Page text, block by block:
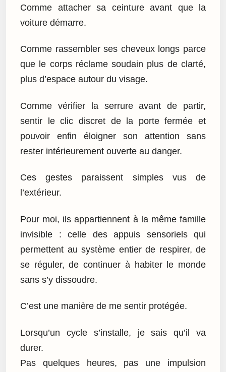
Comme attacher sa ceinture avant que la
voiture démarre.
Comme rassembler ses cheveux longs parce
que le corps réclame soudain plus de clarté,
plus d’espace autour du visage.
Comme vérifier la serrure avant de partir,
sentir le clic discret de la porte fermée et
pouvoir enfin éloigner son attention sans
rester intérieurement ouverte au danger.
Ces gestes paraissent simples vus de
l’extérieur.
Pour moi, ils appartiennent à la même famille
invisible : celle des appuis sensoriels qui
permettent au système entier de respirer, de
se réguler, de continuer à habiter le monde
sans s’y dissoudre.
C’est une manière de me sentir protégée.
Lorsqu’un cycle s’installe, je sais qu’il va
durer.
Pas quelques heures, pas une impulsion